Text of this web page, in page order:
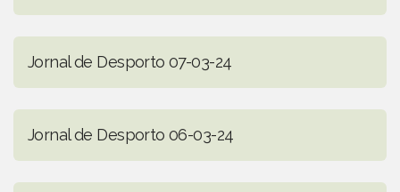
Jornal de Desporto 07-03-24
Jornal de Desporto 06-03-24